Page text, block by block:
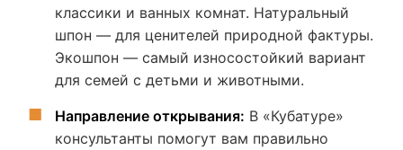
классики и ванных комнат. Натуральный
шпон — для ценителей природной фактуры.
Экошпон — самый износостойкий вариант
для семей с детьми и животными.
Направление открывания: В «Кубатуре»
консультанты помогут вам правильно